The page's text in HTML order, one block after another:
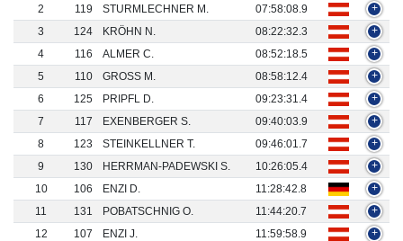
2
119 STURMLECHNER M. 07:58:08.9
+
3
124 KRÖHN N. 08:22:32.3
+
4
116 ALMER C. 08:52:18.5
+
5
110 GROSS M. 08:58:12.4
+
6
125 PRIPFL D. 09:23:31.4
+
7
117 EXENBERGER S. 09:40:03.9
+
8
123 STEINKELLNER T. 09:46:01.7
+
9
130 HERRMAN-PADEWSKI S. 10:26:05.4
+
10
106 ENZI D. 11:28:42.8
+
11
131 POBATSCHNIG O. 11:44:20.7
+
12
107 ENZI J. 11:59:58.9
+